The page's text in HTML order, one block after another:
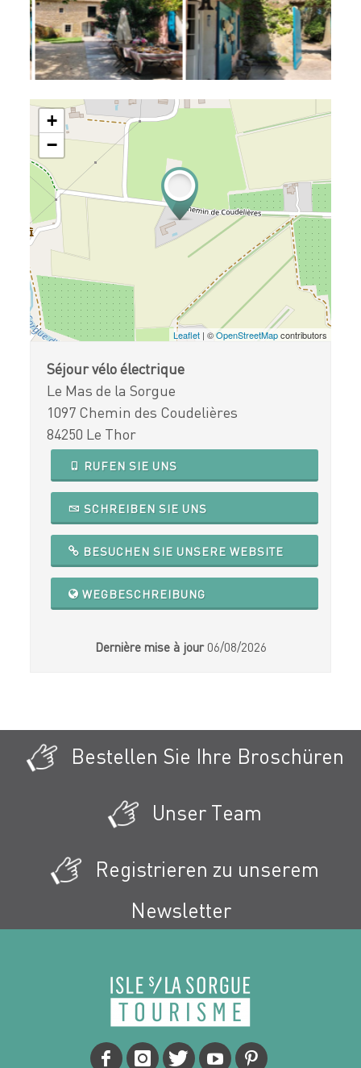
+
−
Leaflet| ©OpenStreetMapcontributors
Séjour vélo électrique
Le Mas de la Sorgue
1097 Chemin des Coudelières
84250 Le Thor
RUFEN SIE UNS
SCHREIBEN SIE UNS
BESUCHEN SIE UNSERE WEBSITE
WEGBESCHREIBUNG
Dernière mise à jour 06/08/2026
Bestellen Sie Ihre Broschüren
Unser Team
Registrieren zu unserem
Newsletter